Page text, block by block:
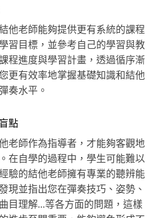
他老師能夠提供更有系統的課程
習目標，並參考自己的學習與教
程進度與學習計畫，透過循序漸
更有效率地掌握基礎知識和結他
奏水平。
點
老師作為指導者，才能夠客觀地
在自學的過程中，學生可能難以
驗的結他老師擁有專業的聽辨能
現並指出您在彈奏技巧、姿勢、
目理解...等各方面的問題，這樣